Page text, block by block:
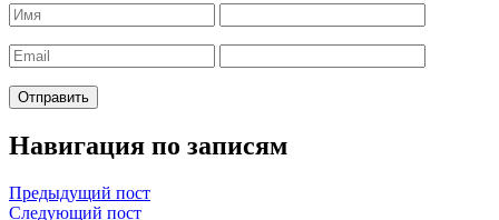
Навигация по записям
Предыдущий пост
Следующий пост